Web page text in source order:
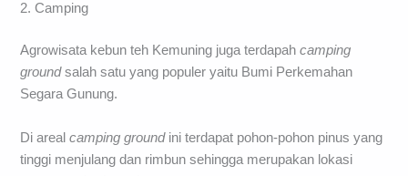
2. Camping
Agrowisata kebun teh Kemuning juga terdapahcamping
groundsalah satu yang populer yaitu Bumi Perkemahan
Segara Gunung.
Di arealcamping groundini terdapat pohon-pohon pinus yang
tinggi menjulang dan rimbun sehingga merupakan lokasi